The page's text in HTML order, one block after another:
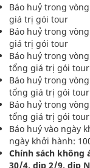
Báo huỷ trong
giá trị gói tour
Báo huỷ trong
giá trị gói tour
Báo huỷ trong
tổng giá trị gói tour
Báo huỷ trong
tổng giá trị gói tour
Báo huỷ trong
tổng giá trị gói tour
Báo huỷ vào ngày
ngày khởi hành:
Chính sách
30/4, dịp 2/9, dịp